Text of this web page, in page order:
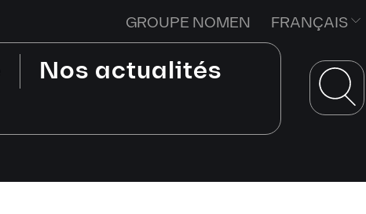
Nos actualités
GROUPE NOMEN FRANÇAIS